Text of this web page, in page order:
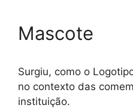
Mascote
Surgiu, como o
no contexto das
instituição.